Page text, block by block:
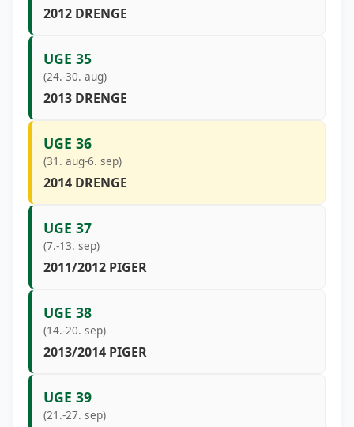
2012 DRENGE
UGE 35
(24.-30. aug)
2013 DRENGE
UGE 36
(31. aug-6. sep)
2014 DRENGE
UGE 37
(7.-13. sep)
2011/2012 PIGER
UGE 38
(14.-20. sep)
2013/2014 PIGER
UGE 39
(21.-27. sep)